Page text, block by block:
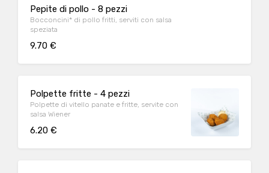
Pepite di pollo - 8 pezzi
Bocconcini* di pollo fritti, serviti con salsa
speziata
9.70 €
Polpette fritte - 4 pezzi
Polpette di vitello panate e fritte, servite con
salsa Wiener
6.20 €